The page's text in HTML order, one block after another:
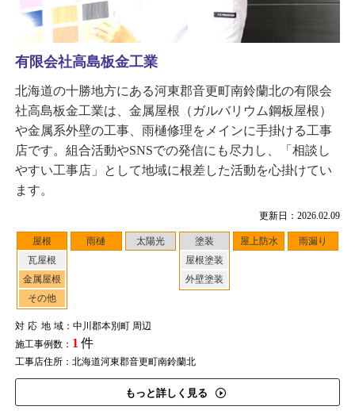
更新日：2026.02.09
屋根
瓦屋根
金属屋根
その他
雨樋 太陽光
塗装
屋根塗装
外壁塗装
屋上防水 雨漏り
対応地域：中川郡本別町 周辺
施工事例数： 1 件
工事店住所：北海道河東郡音更町南鈴蘭北
もっと詳しく見る
有限会社高島板金工業
北海道の十勝地方にある河東郡音更町南鈴蘭北の有限会
社高島板金工業は、金属屋根（ガルバリウム鋼板屋根）
や金属系外壁の工事、雨樋修理をメインに手掛ける工事
店です。組合活動やSNSでの発信にも尽力し、「相談し
やすい工事店」として地域に根差した活動を心掛けてい
ます。